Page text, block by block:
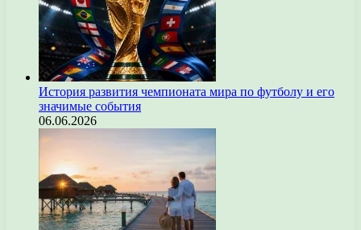
История развития чемпионата мира по футболу и его
значимые события
06.06.2026